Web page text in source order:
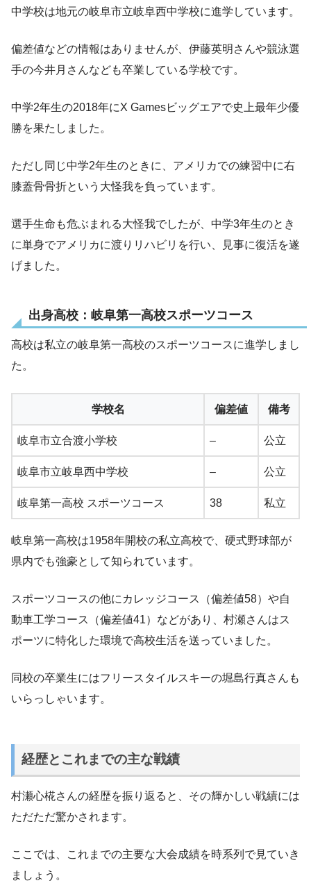
中学校は地元の岐阜市立岐阜西中学校に進学しています。
偏差値などの情報はありませんが、伊藤英明さんや競泳選
手の今井月さんなども卒業している学校です。
中学2年生の2018年にX Gamesビッグエアで史上最年少優
勝を果たしました。
ただし同じ中学2年生のときに、アメリカでの練習中に右
膝蓋骨骨折という大怪我を負っています。
選手生命も危ぶまれる大怪我でしたが、中学3年生のとき
に単身でアメリカに渡りリハビリを行い、見事に復活を遂
げました。
出身高校：岐阜第一高校スポーツコース
高校は私立の岐阜第一高校のスポーツコースに進学しまし
た。
学校名 偏差値 備考
岐阜市立合渡小学校 – 公立
岐阜市立岐阜西中学校 – 公立
岐阜第一高校 スポーツコース 38 私立
岐阜第一高校は1958年開校の私立高校で、硬式野球部が
県内でも強豪として知られています。
スポーツコースの他にカレッジコース（偏差値58）や自
動車工学コース（偏差値41）などがあり、村瀬さんはス
ポーツに特化した環境で高校生活を送っていました。
同校の卒業生にはフリースタイルスキーの堀島行真さんも
いらっしゃいます。
経歴とこれまでの主な戦績
村瀬心椛さんの経歴を振り返ると、その輝かしい戦績には
ただただ驚かされます。
ここでは、これまでの主要な大会成績を時系列で見ていき
ましょう。